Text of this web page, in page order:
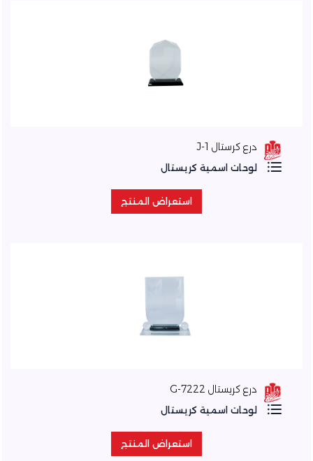
درع كرستال J-1
لوحات اسمية كريستال
استعراض المنتج
استعراض المنتج
درع كريستال 7222-G
لوحات اسمية كريستال
استعراض المنتج
استعراض المنتج